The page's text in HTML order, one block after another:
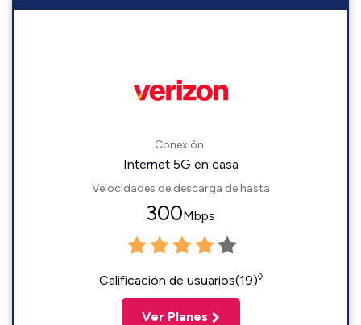
Conexión:
Internet 5G en casa
Velocidades de descarga de hasta
300Mbps
Calificación de usuarios(19)◊
Ver Planes